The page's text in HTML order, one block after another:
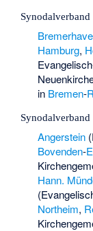
Hamburg,
in Bremen-
Synodalverband
Angerstein
Bovenden-
Hann.
Northeim,